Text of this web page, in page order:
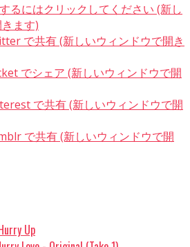
るにはクリックしてください (新し
ます)
で共有 (新しいウィンドウで開き
でシェア (新しいウィンドウで開
で共有 (新しいウィンドウで開
で共有 (新しいウィンドウで開
Up